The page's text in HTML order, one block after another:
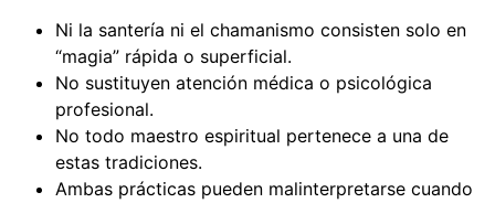
Ni la santería ni el chamanismo consisten solo en
“magia” rápida o superficial.
No sustituyen atención médica o psicológica
profesional.
No todo maestro espiritual pertenece a una de
estas tradiciones.
Ambas prácticas pueden malinterpretarse cuando